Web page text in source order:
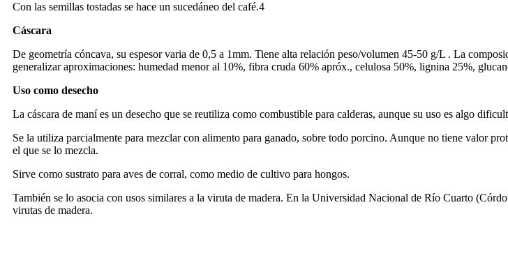
Con las semillas tostadas se hace un sucedáneo del café.4
Cáscara
De geometría cóncava, su espesor varia de 0,5 a 1mm. Tiene alta relación peso/volumen 45-50 g/L . La
generalizar aproximaciones: humedad menor al 10%, fibra cruda 60% apróx., celulosa 50%, lignina 25%,
Uso como desecho
La cáscara de maní es un desecho que se reutiliza como combustible para calderas, aunque su uso es algo
Se la utiliza parcialmente para mezclar con alimento para ganado, sobre todo porcino. Aunque no tiene valor
el que se lo mezcla.
Sirve como sustrato para aves de corral, como medio de cultivo para hongos.
También se lo asocia con usos similares a la viruta de madera. En la Universidad Nacional de Río Cuarto
virutas de madera.